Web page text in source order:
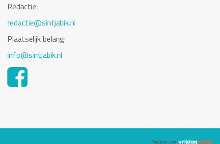
Redactie:
redactie@sintjabik.nl
Plaatselijk belang:
info@sintjabik.nl
Website door: